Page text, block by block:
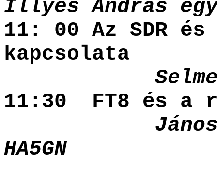
Illyés András
11: 00 Az SDR
kapcsolata
11:30 FT8 és a
Jánosy
HA5GN